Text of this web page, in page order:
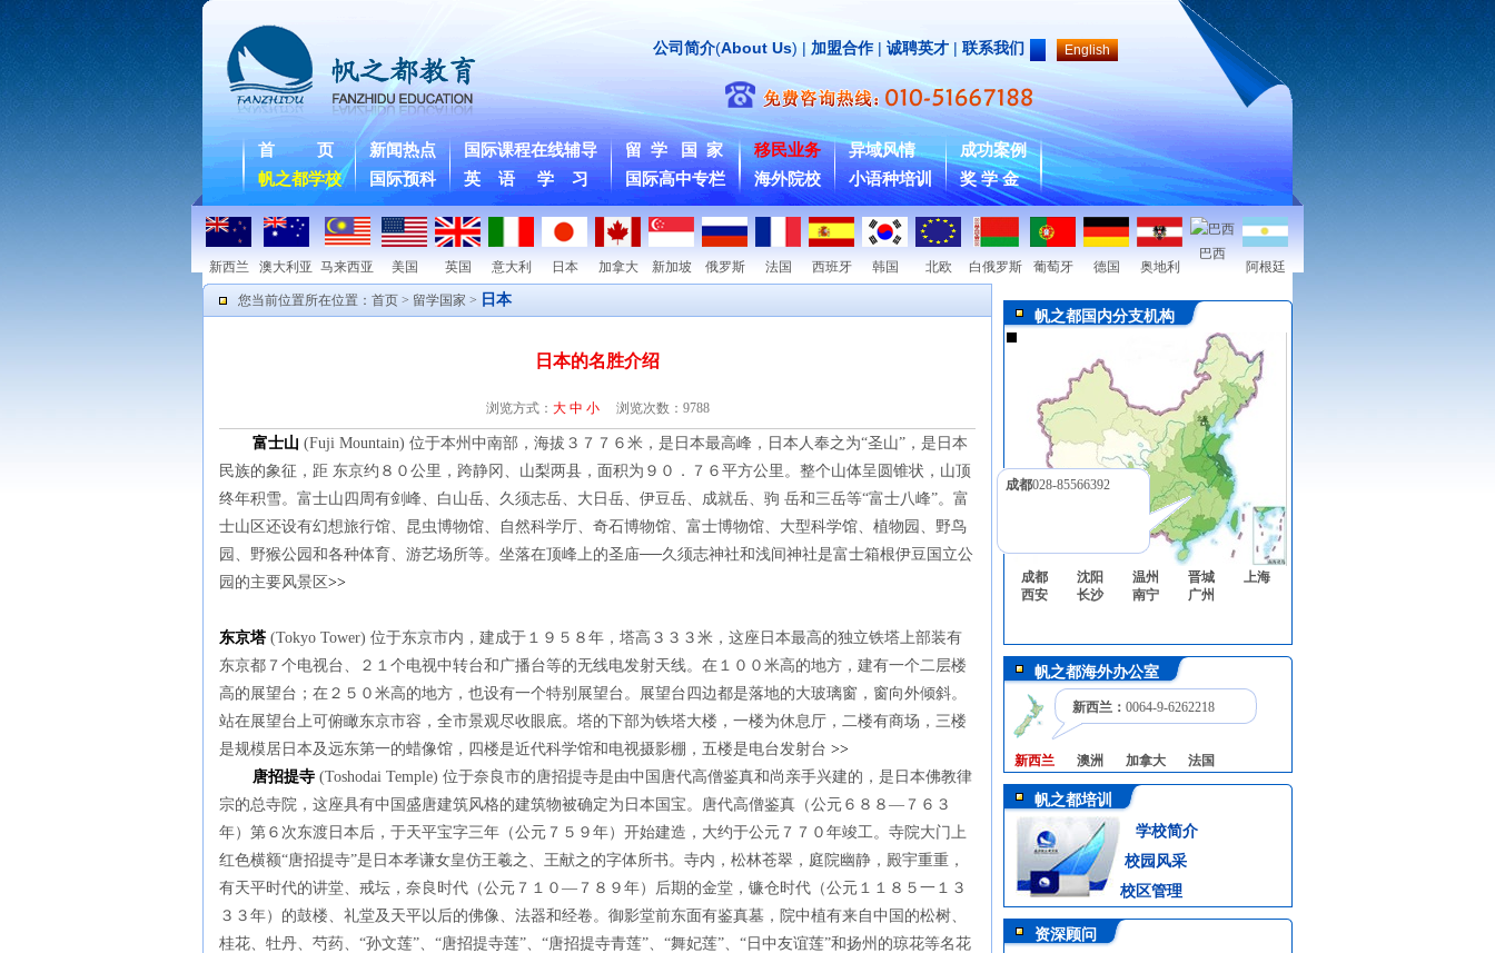
公司简介(About Us) | 加盟合作| 诚聘英才 | 联系我们 English
首 页
帆之都学校
新闻热点
国际预科
国际课程在线辅导
英 语 学 习
留 学 国 家
国际高中专栏
移民业务
海外院校
异域风情
小语种培训
成功案例
奖 学 金
新西兰 澳大利亚 马来西亚 美国 英国 意大利 日本 加拿大 新加坡 俄罗斯 法国 西班牙 韩国 北欧 白俄罗斯 葡萄牙 德国 奥地利
巴西
阿根廷
您当前位置所在位置： 首页 > 留学国家 > 日本
日本的名胜介绍
浏览方式： 大 中 小浏览次数： 9788
富士山 (Fuji Mountain) 位于本州中南部，海拔３７７ ６米，是日本最高峰，日本人奉之 为“圣山”，是日本
民族的象征，距 东京约 ８０公里，跨静 冈 、山梨两县 ，面积为 ９０．７６平方公里。整个山体呈 圆锥状，山顶
终年积雪。富士山四周有剑 峰、白山岳、久须志岳、大日岳、伊豆岳、成就岳、 驹 岳和三岳等“富士八峰”。富
士山区还设有幻想旅行馆、昆虫博物馆、自然科学厅、奇石博物馆、富士博物馆、大型科学馆、植物园、野鸟
园、野猴公园和各种体育、游艺场所等。坐落在顶峰上的圣庙──久须志神社和浅间神社是富士箱根伊豆国立公
园的主要风景区>>
东京塔 (Tokyo Tower) 位于东京市内，建成于１９５８年，塔高３３３米， 这座日本最高的独立铁塔上部装有
东京都７个电视台、２１个电视中转台和广播台等的无线电发射天线。在１００米高的地方，建有一个二层楼
高的展望台；在２５０米高的地方，也设有一个特别 展望台。展望台四边都是落地的大玻璃窗，窗向外倾斜。
站在展望台上可俯瞰东京市容，全市景观尽收眼底。塔的下部为铁塔大楼，一楼为休息厅 ，二楼有商场 ，三楼
是规模居日本及远东第一的蜡像馆 ，四楼是近代科学馆和 电视摄影棚，五楼是电台发射台 >>
唐招提寺 (Toshodai Temple) 位于奈良市的唐招提寺是由中国唐代高僧鉴真和尚 亲手兴建的，是日本佛教律
宗的总寺院， 这座具有中国盛唐建筑风格的建筑物被确定为 日本国宝。唐代高僧鉴真（公元６８８—７６３
年）第６次东渡日本后，于天平宝字三年（公元７５９年） 开始建造，大约于公元７７０年竣工。寺院大门上
红色横额“唐招提寺”是日本孝谦女皇仿王羲之、王献之的字体所书。寺内，松林苍翠，庭院幽静，殿宇重重，
有天平时代的讲堂、戒坛 ，奈良 时代（公元７１０—７８９年）后期的金堂， 镰仓时代（公元１１８５一１３
３３年）的鼓楼、礼堂及天平以后的佛像、法器和经卷。御影堂前东面有鉴真墓，院中植有来自中国的松树、
桂花、牡丹、芍药、“孙文莲”、“唐招提寺莲”、“唐招提寺青莲”、“舞妃莲”、“日中友谊莲”和扬州的琼花等名花
帆之都国内分支机构
成都028-85566392
成都 沈阳 温州 晋城
上海
西安
长沙 南宁 广州
帆之都海外办公室
新西兰： 0064-9-6262218
新西兰 澳洲 加拿大 法国
帆之都培训
学校简介
校园风采
校区管理
资深顾问